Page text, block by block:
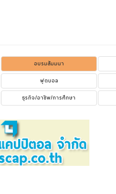
อบรมสัมมนา
ฟุตบอล
ธุรกิจ/อาชีพ/การศึกษา